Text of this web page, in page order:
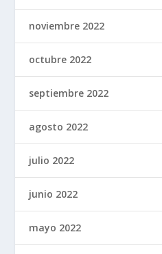
noviembre 2022
octubre 2022
septiembre 2022
agosto 2022
julio 2022
junio 2022
mayo 2022